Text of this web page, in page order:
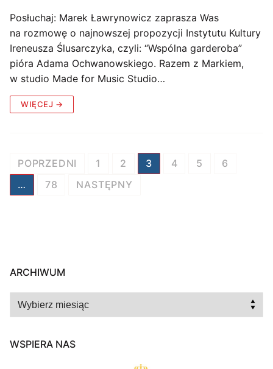
Posłuchaj: Marek Ławrynowicz zaprasza Was
na rozmowę o najnowszej propozycji Instytutu Kultury
Ireneusza Ślusarczyka, czyli: “Wspólna garderoba”
pióra Adama Ochwanowskiego. Razem z Markiem,
w studio Made for Music Studio…
WIĘCEJ →
Stronicowanie
wpisów
POPRZEDNI 1 2 3 4 5
6
…
78 NASTĘPNY
ARCHIWUM
Archiwum
WSPIERA NAS